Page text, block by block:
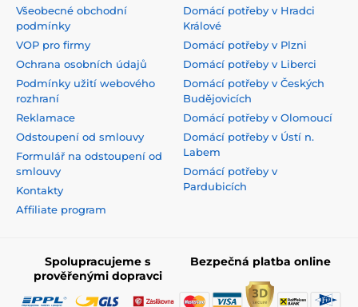
Všeobecné obchodní
podmínky
VOP pro firmy
Ochrana osobních údajů
Podmínky užití webového
rozhraní
Reklamace
Odstoupení od smlouvy
Formulář na odstoupení od
smlouvy
Kontakty
Affiliate program
Domácí potřeby v Hradci
Králové
Domácí potřeby v Plzni
Domácí potřeby v Liberci
Domácí potřeby v Českých
Budějovicích
Domácí potřeby v Olomoucí
Domácí potřeby v Ústí n.
Labem
Domácí potřeby v
Pardubicích
Spolupracujeme s
prověřenými dopravci
Bezpečná platba online